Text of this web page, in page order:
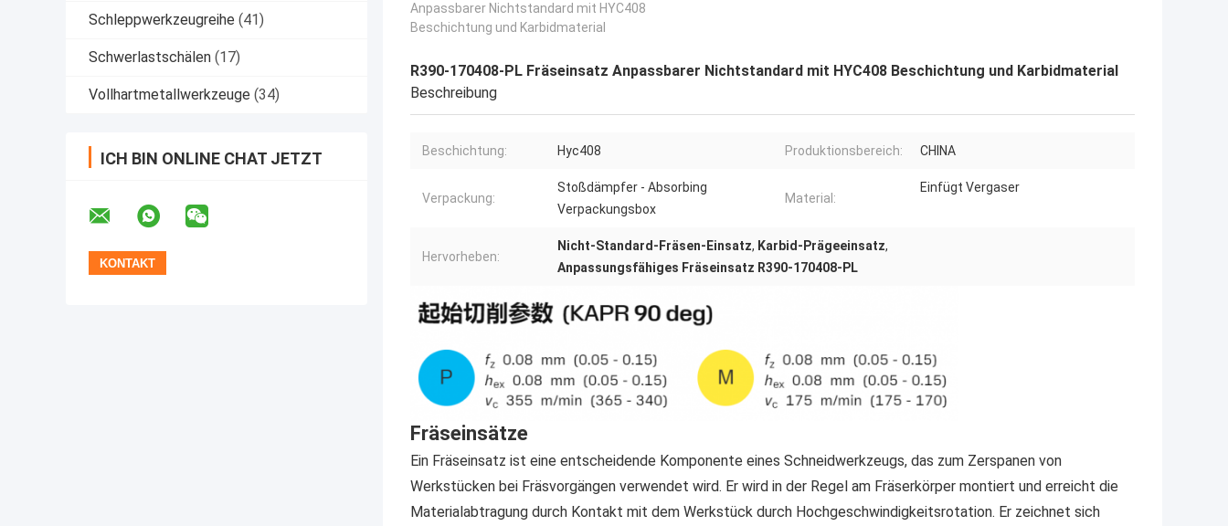
Schleppwerkzeugreihe (41)
Schwerlastschälen (17)
Vollhartmetallwerkzeuge (34)
ICH BIN ONLINE CHAT JETZT
Anpassbarer Nichtstandard mit HYC408
Beschichtung und Karbidmaterial
R390-170408-PL Fräseinsatz Anpassbarer Nichtstandard mit HYC408 Beschichtung und Karbidmaterial
Beschreibung
Beschichtung: Hyc408 Produktionsbereich: CHINA
Verpackung:
Stoßdämpfer - Absorbing
Verpackungsbox
Material:
Einfügt Vergaser
Hervorheben:
Nicht-Standard-Fräsen-Einsatz, Karbid-Prägeeinsatz,
Anpassungsfähiges Fräseinsatz R390-170408-PL
Fräseinsätze
Ein Fräseinsatz ist eine entscheidende Komponente eines Schneidwerkzeugs, das zum Zerspanen von
Werkstücken bei Fräsvorgängen verwendet wird. Er wird in der Regel am Fräserkörper montiert und erreicht die
Materialabtragung durch Kontakt mit dem Werkstück durch Hochgeschwindigkeitsrotation. Er zeichnet sich